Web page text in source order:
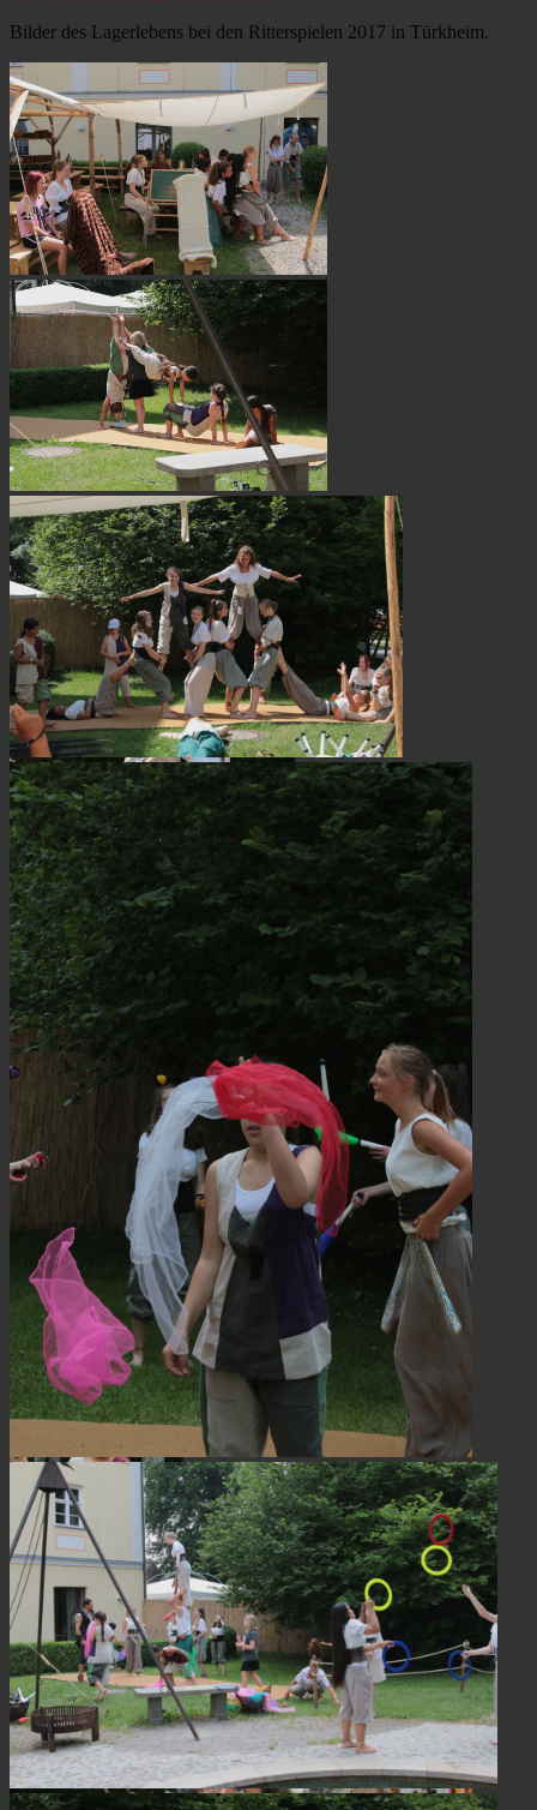
Bilder des Lagerlebens bei den Ritterspielen 2017 in Türkheim.